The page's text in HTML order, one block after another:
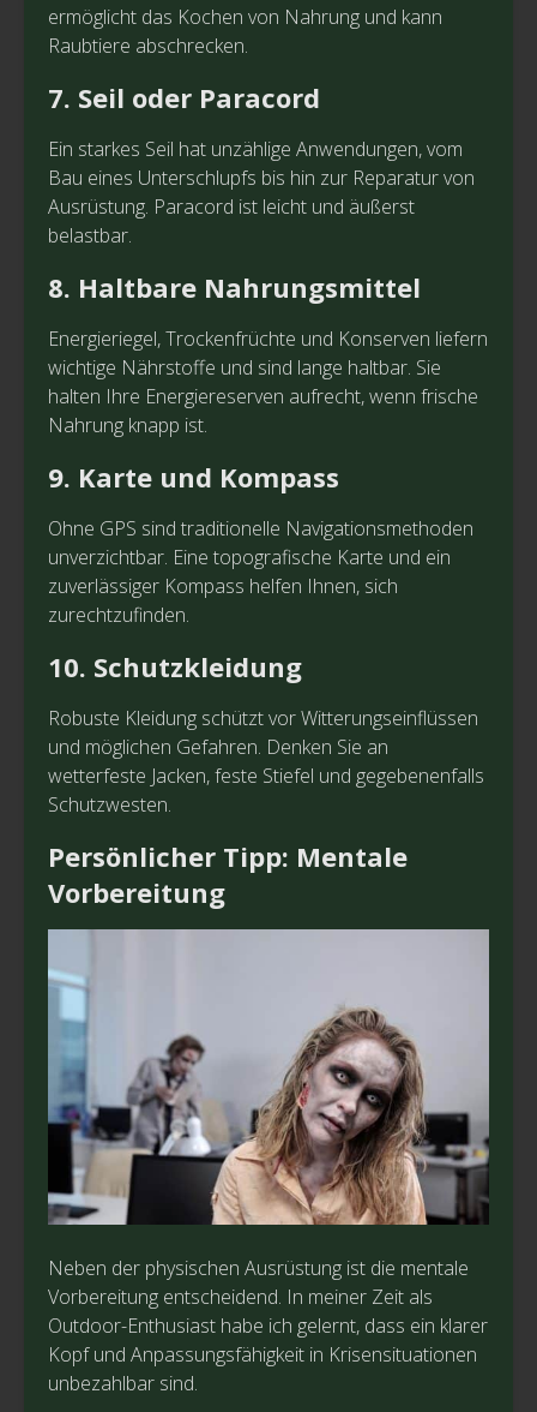
ermöglicht das Kochen von Nahrung und kann
Raubtiere abschrecken.
7. Seil oder Paracord
Ein starkes Seil hat unzählige Anwendungen, vom
Bau eines Unterschlupfs bis hin zur Reparatur von
Ausrüstung. Paracord ist leicht und äußerst
belastbar.
8. Haltbare Nahrungsmittel
Energieriegel, Trockenfrüchte und Konserven liefern
wichtige Nährstoffe und sind lange haltbar. Sie
halten Ihre Energiereserven aufrecht, wenn frische
Nahrung knapp ist.
9. Karte und Kompass
Ohne GPS sind traditionelle Navigationsmethoden
unverzichtbar. Eine topografische Karte und ein
zuverlässiger Kompass helfen Ihnen, sich
zurechtzufinden.
10. Schutzkleidung
Robuste Kleidung schützt vor Witterungseinflüssen
und möglichen Gefahren. Denken Sie an
wetterfeste Jacken, feste Stiefel und gegebenenfalls
Schutzwesten.
Persönlicher Tipp: Mentale
Vorbereitung
Neben der physischen Ausrüstung ist die mentale
Vorbereitung entscheidend. In meiner Zeit als
Outdoor-Enthusiast habe ich gelernt, dass ein klarer
Kopf und Anpassungsfähigkeit in Krisensituationen
unbezahlbar sind.